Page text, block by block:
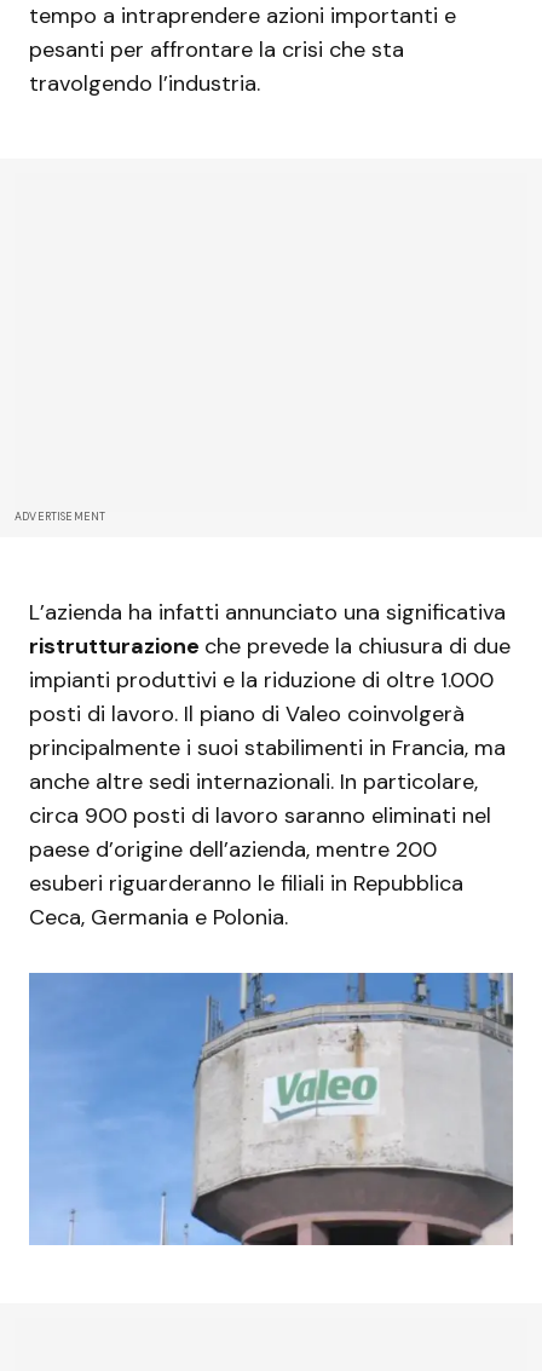
tempo a intraprendere azioni importanti e
pesanti per affrontare la crisi che sta
travolgendo l’industria.
ADVERTISEMENT
L’azienda ha infatti annunciato una significativa
ristrutturazione che prevede la chiusura di due
impianti produttivi e la riduzione di oltre 1.000
posti di lavoro. Il piano di Valeo coinvolgerà
principalmente i suoi stabilimenti in Francia, ma
anche altre sedi internazionali. In particolare,
circa 900 posti di lavoro saranno eliminati nel
paese d’origine dell’azienda, mentre 200
esuberi riguarderanno le filiali in Repubblica
Ceca, Germania e Polonia.